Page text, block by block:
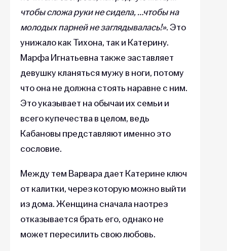
чтобы сложа руки не сидела, …чтобы на
молодых парней не заглядывалась!». Это
унижало как Тихона, так и Катерину.
Марфа Игнатьевна также заставляет
девушку кланяться мужу в ноги, потому
что она не должна стоять наравне с ним.
Это указывает на обычаи их семьи и
всего купечества в целом, ведь
Кабановы представляют именно это
сословие.
Между тем Варвара дает Катерине ключ
от калитки, через которую можно выйти
из дома. Женщина сначала наотрез
отказывается брать его, однако не
может пересилить свою любовь.